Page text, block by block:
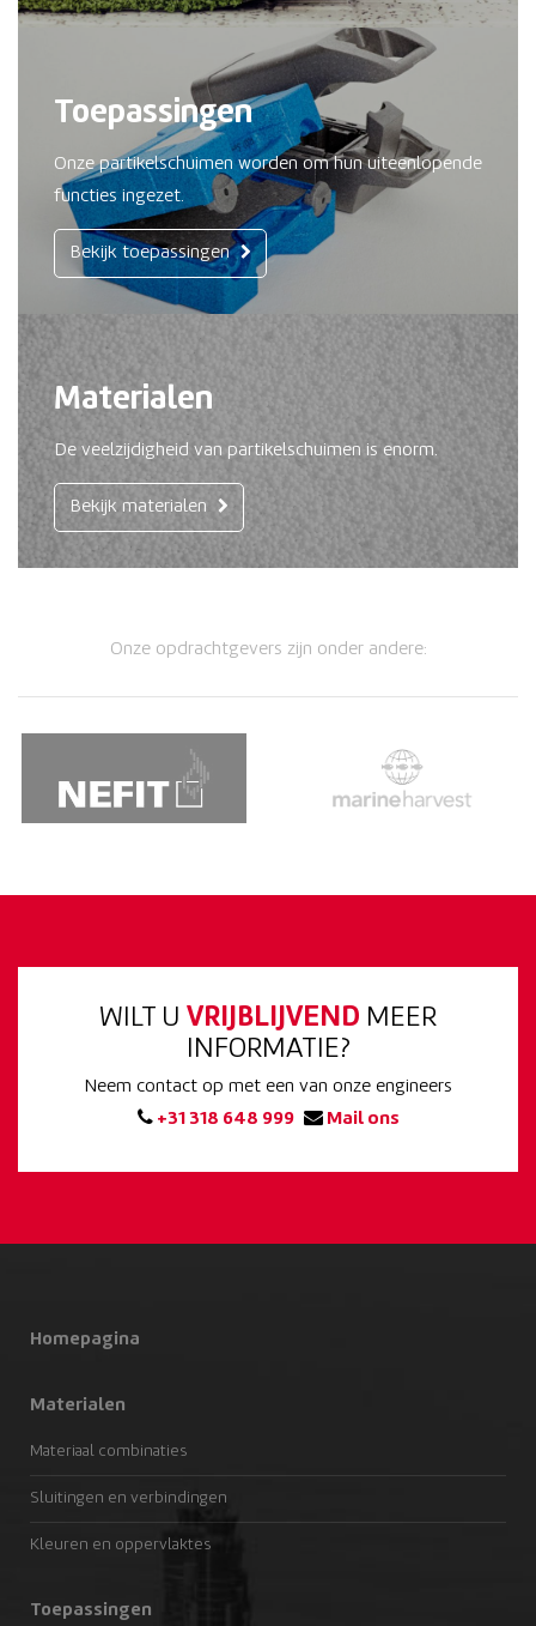
Toepassingen
Onze partikelschuimen worden om hun uiteenlopende
functies ingezet.
Bekijk toepassingen
Materialen
De veelzijdigheid van partikelschuimen is enorm.
Bekijk materialen
Onze opdrachtgevers zijn onder andere:
WILT U VRIJBLIJVEND MEER
INFORMATIE?
Neem contact op met een van onze engineers
+31 318 648 999
Mail ons
Homepagina
Materialen
Materiaal combinaties
Sluitingen en verbindingen
Kleuren en oppervlaktes
Toepassingen